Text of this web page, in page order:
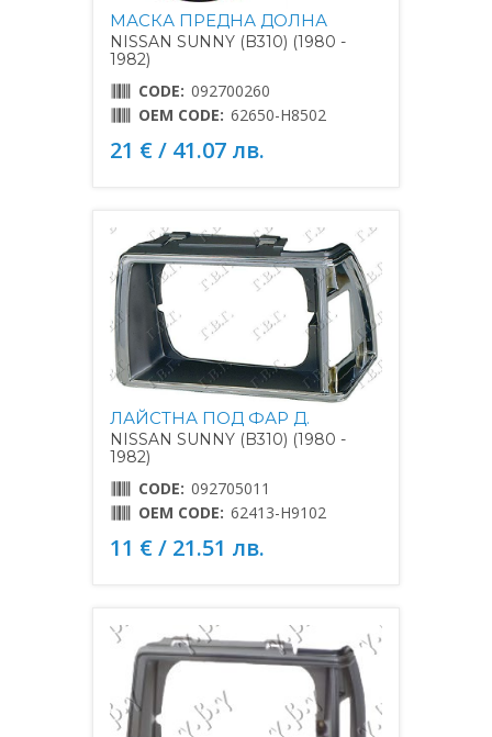
МАСКА ПРЕДНА ДОЛНА
NISSAN SUNNY (B310) (1980 -
1982)
CODE: 092700260
OEM CODE: 62650-H8502
21 € / 41.07 лв.
ЛАЙСТНА ПОД ФАР Д.
NISSAN SUNNY (B310) (1980 -
1982)
CODE: 092705011
OEM CODE: 62413-H9102
11 € / 21.51 лв.